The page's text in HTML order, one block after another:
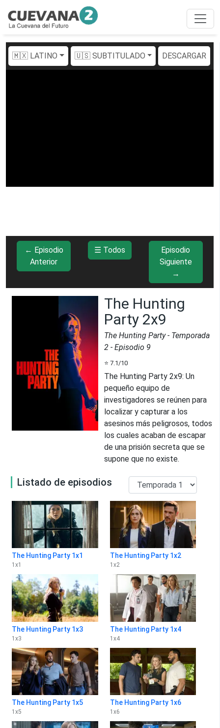
🇲🇽 LATINO 🇺🇸 SUBTITULADO DESCARGAR
← Episodio
Anterior
☰ Todos
Episodio
Siguiente
→
The Hunting
Party 2x9
The Hunting Party- Temporada
2 - Episodio 9
⭐ 7.1 /10
The Hunting Party 2x9: Un
pequeño equipo de
investigadores se reúnen para
localizar y capturar a los
asesinos más peligrosos, todos
los cuales acaban de escapar
de una prisión secreta que se
supone que no existe.
Listado de episodios
The Hunting Party 1x1
1 x1
The Hunting Party 1x2
1 x2
The Hunting Party 1x3
1 x3
The Hunting Party 1x4
1 x4
The Hunting Party 1x5
1 x5
The Hunting Party 1x6
1 x6